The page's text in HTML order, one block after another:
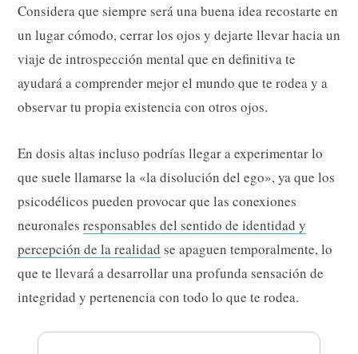
Considera que siempre será una buena idea recostarte en
un lugar cómodo, cerrar los ojos y dejarte llevar hacia un
viaje de introspección mental que en definitiva te
ayudará a comprender mejor el mundo que te rodea y a
observar tu propia existencia con otros ojos.
En dosis altas incluso podrías llegar a experimentar lo
que suele llamarse la «la disolución del ego», ya que los
psicodélicos pueden provocar que las conexiones
neuronales responsables del sentido de identidad y
percepción de la realidad se apaguen temporalmente, lo
que te llevará a desarrollar una profunda sensación de
integridad y pertenencia con todo lo que te rodea.